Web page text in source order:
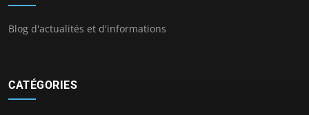
Blog d'actualités et d'informations
CATÉGORIES